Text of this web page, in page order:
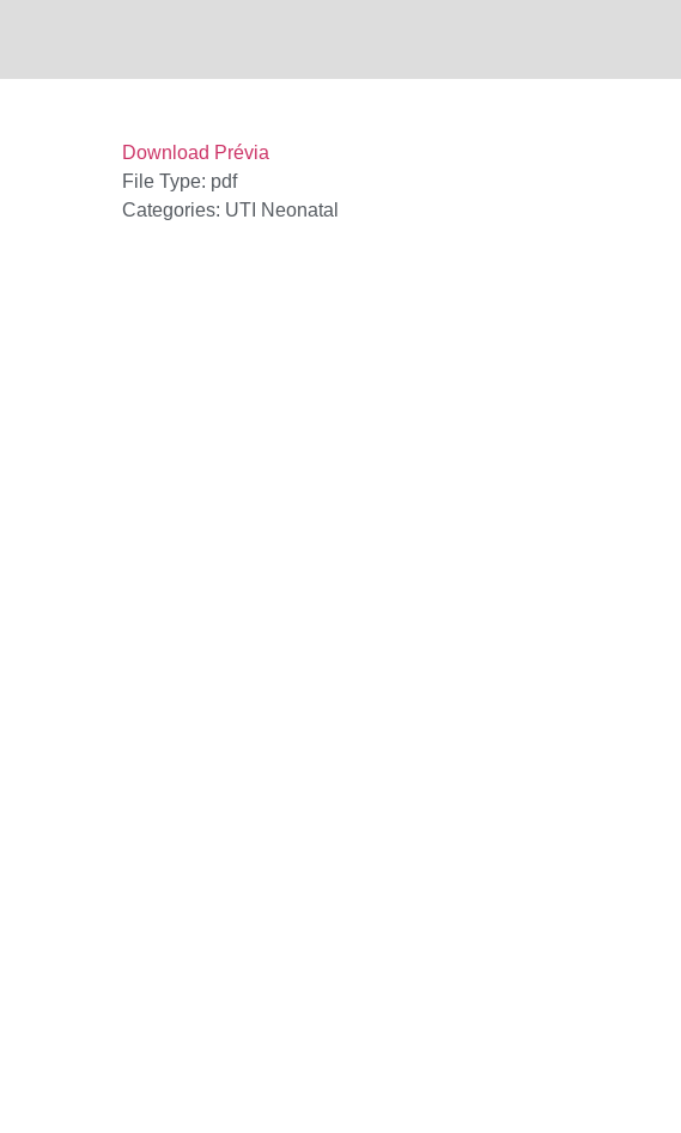
Download Prévia
File Type: pdf
Categories: UTI Neonatal